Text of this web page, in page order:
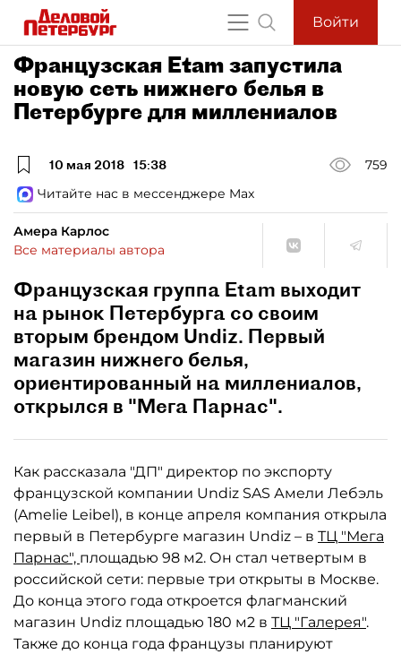
Войти
Французская Etam запустила
новую сеть нижнего белья в
Петербурге для миллениалов
10 мая 2018 15:38
759
Читайте нас в мессенджере Max
Амера Карлос
Все материалы автора
Французская группа Etam выходит
на рынок Петербурга со своим
вторым брендом Undiz. Первый
магазин нижнего белья,
ориентированный на миллениалов,
открылся в "Мега Парнас".
Как рассказала "ДП" директор по экспорту
французской компании Undiz SAS Амели Лебэль
(Amelie Leibel), в конце апреля компания открыла
первый в Петербурге магазин Undiz – в ТЦ "Мега
Парнас", площадью 98 м2. Он стал четвертым в
российской сети: первые три открыты в Москве.
До конца этого года откроется флагманский
магазин Undiz площадью 180 м2 в ТЦ "Галерея".
Также до конца года французы планируют